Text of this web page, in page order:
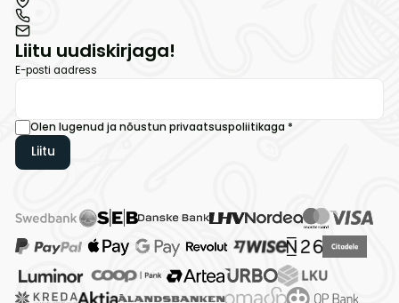
Liitu uudiskirjaga!
E-posti aadress
Olen lugenud ja nõustun privaatsuspoliitikaga *